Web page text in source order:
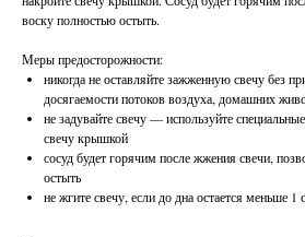
воску полностью остыть.
Меры предосторожности:
никогда не оставляйте зажженную свечу без
досягаемости потоков воздуха, домашних
не задувайте свечу — используйте
свечу крышкой
сосуд будет горячим после жжения свечи,
остыть
не жгите свечу, если до дна остается меньше 1